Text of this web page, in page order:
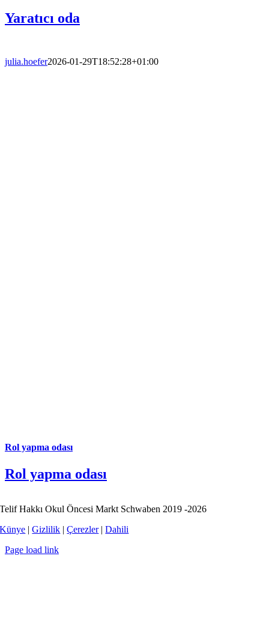
Yaratıcı oda
julia.hoefer2026-01-29T18:52:28+01:00
Rol yapma odası
Rol yapma odası
Telif Hakkı Okul Öncesi Markt Schwaben 2019 -2026
Künye |Gizlilik |Çerezler|Dahili
Page load link